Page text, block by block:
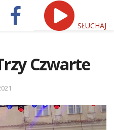
SŁUCHAJ
Czwarte